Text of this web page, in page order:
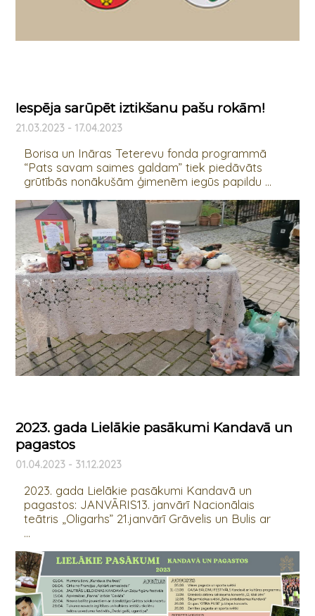
Iespēja sarūpēt iztikšanu pašu rokām!
21.03.2023 - 17.04.2023
Borisa un Ināras Teterevu fonda programmā
“Pats savam saimes galdam” tiek piedāvāts
grūtībās nonākušām ģimenēm iegūs papildu ...
2023. gada Lielākie pasākumi Kandavā un
pagastos
01.04.2023 - 31.12.2023
2023. gada Lielākie pasākumi Kandavā un
pagastos: JANVĀRIS13. janvārī Nacionālais
teātris „Oligarhs” 21.janvārī Grāvelis un Bulis ar
...